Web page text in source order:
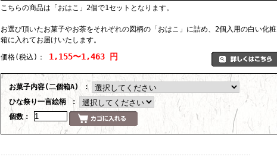
こちらの商品は「おはこ」2個で1セットとなります。
お選び頂いたお菓子やお茶をそれぞれの図柄の「おはこ」に詰め、2個入用の白い化粧
箱に入れてお届けいたします。
価格(税込) ： 1,155〜1,463 円
お菓子内容(二個箱A) ：
ひな祭り一言絵柄 ：
個数：